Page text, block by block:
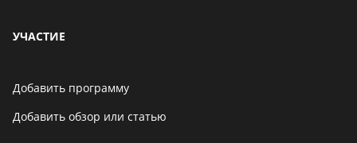
УЧАСТИЕ
Добавить программу
Добавить обзор или статью